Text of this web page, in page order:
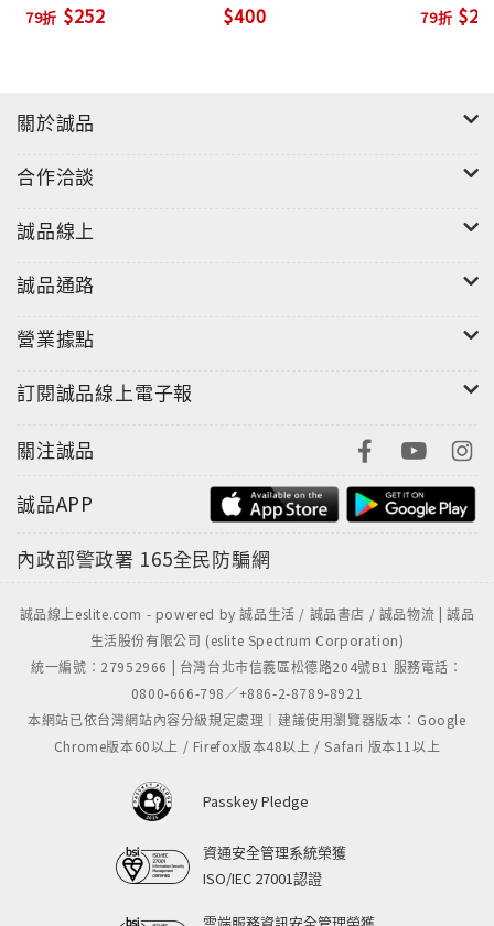
79折 $252 $400 79折
關於誠品
合作洽談
誠品線上
誠品通路
營業據點
訂閱誠品線上電子報
關注誠品
誠品APP
內政部警政署 165全民防騙網
誠品線上eslite.com - powered by 誠品生活 / 誠品書店 / 誠品物流 | 誠品
生活股份有限公司 (eslite Spectrum Corporation)
統一編號：27952966 | 台灣台北市信義區松德路204號B1 服務電話：
0800-666-798／+886-2-8789-8921
本網站已依台灣網站內容分級規定處理｜建議使用瀏覽器版本：Google
Chrome版本60以上 / Firefox版本48以上 / Safari 版本11以上
Passkey Pledge
資通安全管理系統榮獲
ISO/IEC 27001認證